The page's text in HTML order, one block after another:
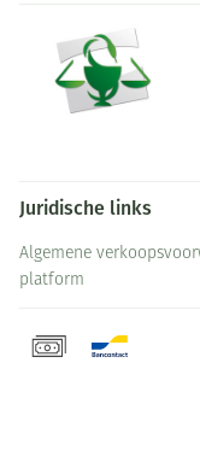
Juridische links
Algemene
platform